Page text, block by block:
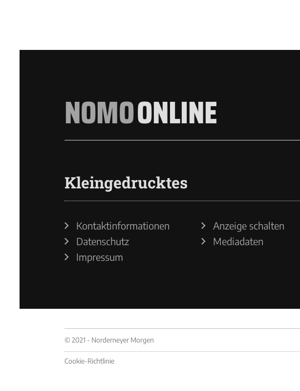
NOMOONLINE
Kleingedrucktes
Kontaktinformationen
Datenschutz
Impressum
Anzeige schalten
Mediadaten
© 2021 - Norderneyer Morgen
Cookie-Richtlinie